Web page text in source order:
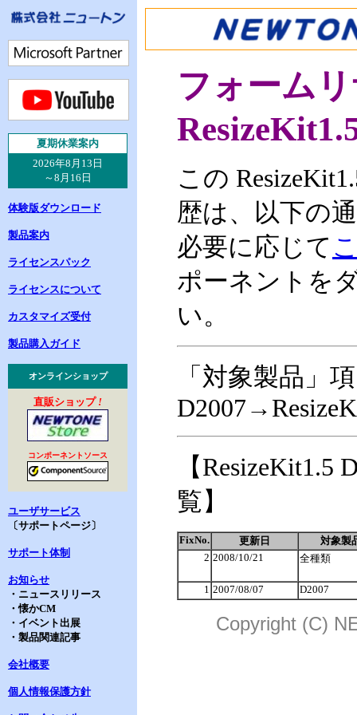
夏期休業案内
2026年8月13日
～8月16日
体験版ダウンロード
製品案内
ライセンスパック
ライセンスについて
カスタマイズ受付
製品購入ガイド
オンラインショップ
直販ショップ!
コンポーネントソース
ユーザサービス
〔サポートページ〕
サポート体制
お知らせ
・ニュースリリース
・懐かCM
・イベント出展
・製品関連記事
会社概要
個人情報保護方針
フォーム
この
歴は、以下の
必要に応じて
ポーネントを
い。
「対象製品」
【ResizeKit1.5
覧】
FixNo. 更新日
対象製
2 2008/10/21 全種類
1 2007/08/07 D2007
Copyright (C)